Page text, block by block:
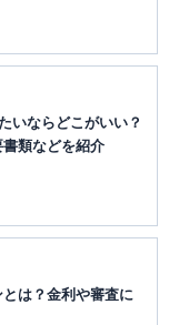
いならどこがいい？
類などを紹介
は？金利や審査に